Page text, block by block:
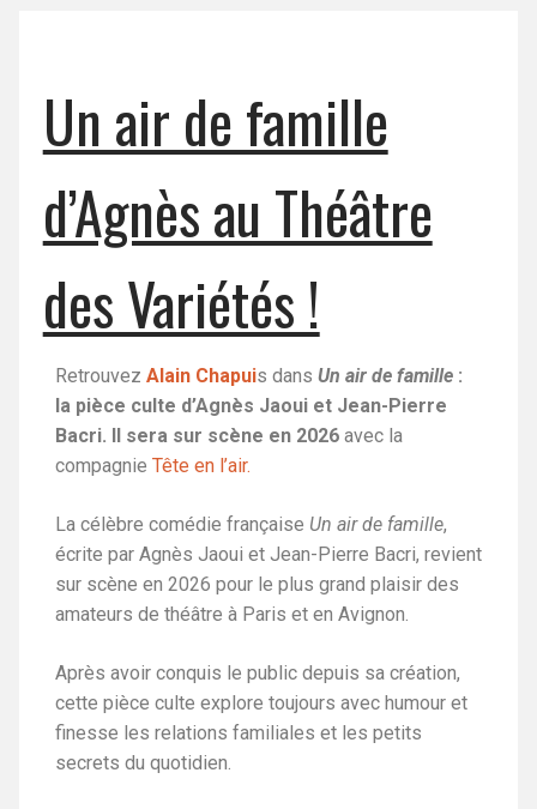
Un air de famille
d’Agnès au Théâtre
des Variétés !
Retrouvez Alain Chapuis dans Un air de famille:
la pièce culte d’Agnès Jaoui et Jean-Pierre
Bacri. Il sera sur scène en 2026avec la
compagnie Tête en l’air.
La célèbre comédie française Un air de famille,
écrite par Agnès Jaoui et Jean-Pierre Bacri, revient
sur scène en 2026 pour le plus grand plaisir des
amateurs de théâtre à Paris et en Avignon.
Après avoir conquis le public depuis sa création,
cette pièce culte explore toujours avec humour et
finesse les relations familiales et les petits
secrets du quotidien.